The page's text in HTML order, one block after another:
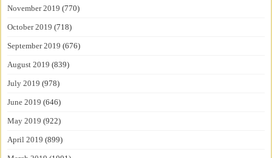
November 2019 (770)
October 2019 (718)
September 2019 (676)
August 2019 (839)
July 2019 (978)
June 2019 (646)
May 2019 (922)
April 2019 (899)